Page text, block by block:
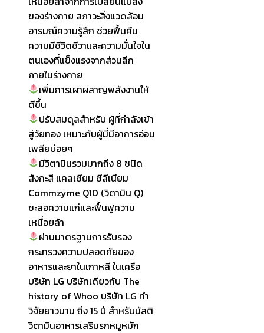
ของร่างกาย สภาวะสิ่งแวดล้อม
อารมณ์ความรู้สึก ช่วยฟื้นคืน
ความมีชีวิตชีวาและความมั่นใจใน
ตนเองที่แข็งแรงจากส่วนลึก
ภายในร่างกาย
เพิ่มการเผาผลาญพลังงานให้
ดีขึ้น
ปรับสมดุลสำหรับ ผู้ที่กำลังเข้า
สู่วัยทอง เหมาะกับผู้มี่มีอาการอ่อน
เพลียบ่อยๆ
มีวิตามินรวมมากถึง 8 ชนิด
สังกะสี แคลเซียม ซีลีเนียม
Commzyme Q10 (วิตามิน Q)
ชะลอความแก่และฟื้นฟูความ
เหนื่อยล้า
ผ่านมาตรฐานการรับรอง
กระทรวงความปลอดภัยของ
อาหารและยาในเกาหลี ในเครือ
บริษัท LG บริษัทเดียวกับ The
history of Whoo บริษัท LG ทำ
วิจัยยาวนาน ถึง 15 ปี สำหรับมัลติ
วิตามินอาหารเสริมรกหมูหมัก